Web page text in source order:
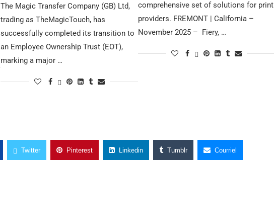
The Magic Transfer Company (GB) Ltd,
trading as TheMagicTouch, has
successfully completed its transition to
an Employee Ownership Trust (EOT),
marking a major …
comprehensive set of solutions for print
providers. FREMONT | California –
November 2025 – Fiery, …
Twitter Pinterest Linkedin Tumblr Courriel